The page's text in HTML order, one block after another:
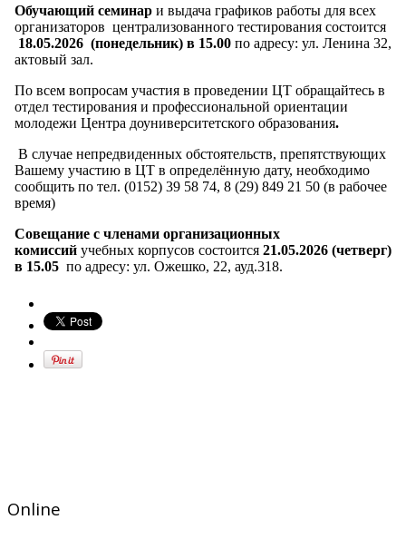
Обучающий семинар и выдача графиков работы для всех
организаторов централизованного тестирования состоится
18.05.2026 (понедельник) в 15.00 по адресу: ул. Ленина 32,
актовый зал.
По всем вопросам участия в проведении ЦТ обращайтесь в
отдел тестирования и профессиональной ориентации
молодежи Центра доуниверситетского образования.
В случае непредвиденных обстоятельств, препятствующих
Вашему участию в ЦТ в определённую дату, необходимо
сообщить по тел. (0152) 39 58 74, 8 (29) 849 21 50 (в рабочее
время)
Совещание с членами организационных
комиссий учебных корпусов состоится 21.05.2026 (четверг)
в 15.05 по адресу: ул. Ожешко, 22, ауд.318.
Online